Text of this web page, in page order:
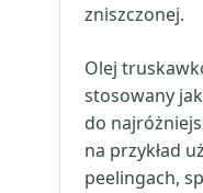
zniszczonej.
Olej
stosowany
do
na przykład
peelingach,